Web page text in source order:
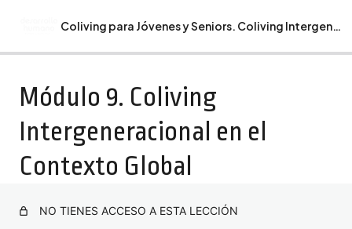
Coliving para Jóvenes y Seniors. Coliving Intergeneracional
Guía Monográfico Coliving para Jóvenes y Seniors.
Coliving Intergeneracional.
Bienvenida. Recomendaciones. Programa Formativo
Monográfico Coliving para Jóvenes y Seniors. Coliving
Intergeneracional.
Intergeneracional.
Módulo 9. Coliving
Intergeneracional en el
Contexto Global
NO TIENES ACCESO A ESTA LECCIÓN